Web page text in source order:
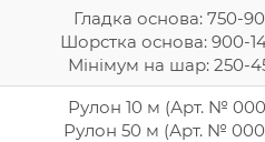
Гладка основа: 750-
Шорстка основа: 900-
Мінімум на шар: 250-
Рулон 10 м (Арт. №
Рулон 50 м (Арт. №